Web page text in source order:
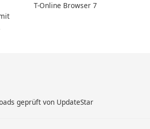
T-Online Browser 7
geprüft von UpdateStar